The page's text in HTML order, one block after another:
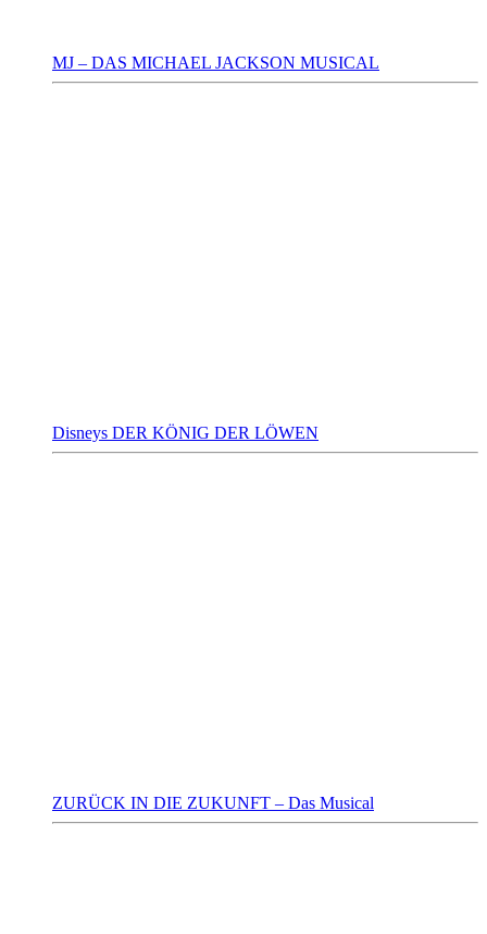
MJ – DAS MICHAEL JACKSON MUSICAL
Disneys DER KÖNIG DER LÖWEN
ZURÜCK IN DIE ZUKUNFT – Das Musical